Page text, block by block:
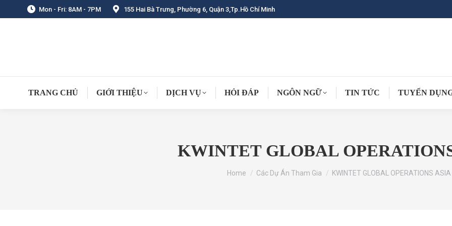
Mon - Fri: 8AM - 7PM 155 Hai Bà Trưng, Phường 6, Quận 3,Tp.Hồ Chí Minh
TRANG CHỦ GIỚI THIỆU DỊCH VỤ HỎI ĐÁP NGÔN NGỮ TIN TỨC TUYỂN
KWINTET GLOBAL
You are here:
Home Các Dự Án Tham Gia KWINTET GLOBAL OPERATIONS ASIA